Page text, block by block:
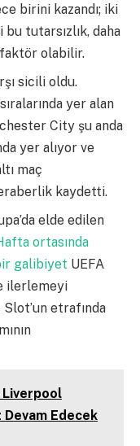
birini kazandı; iki
tutarsızlık, daha
olabilir.
sicili oldu.
yer alan
City şu anda
yer alıyor ve
maç
kaydetti.
elde edilen
ortasında
galibiyet UEFA
ilerlemeyi
etrafında
Edecek